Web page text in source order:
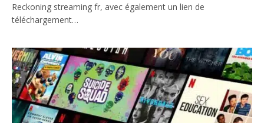
Reckoning streaming fr, avec également un lien de
téléchargement…